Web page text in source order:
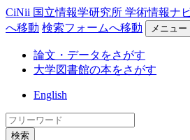
CiNii 国立情報学研究所 学術情報ナ
へ移動 検索フォームへ移動 メニュー
論文・データをさがす
大学図書館の本をさがす
English
検索